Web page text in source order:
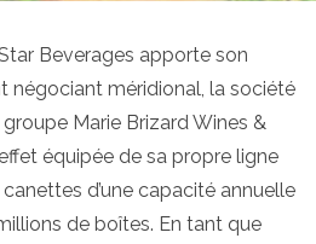
Beverages apporte son
négociant méridional, la société
Marie Brizard Wines &
équipée de sa propre ligne
d’une capacité annuelle
de boîtes. En tant que